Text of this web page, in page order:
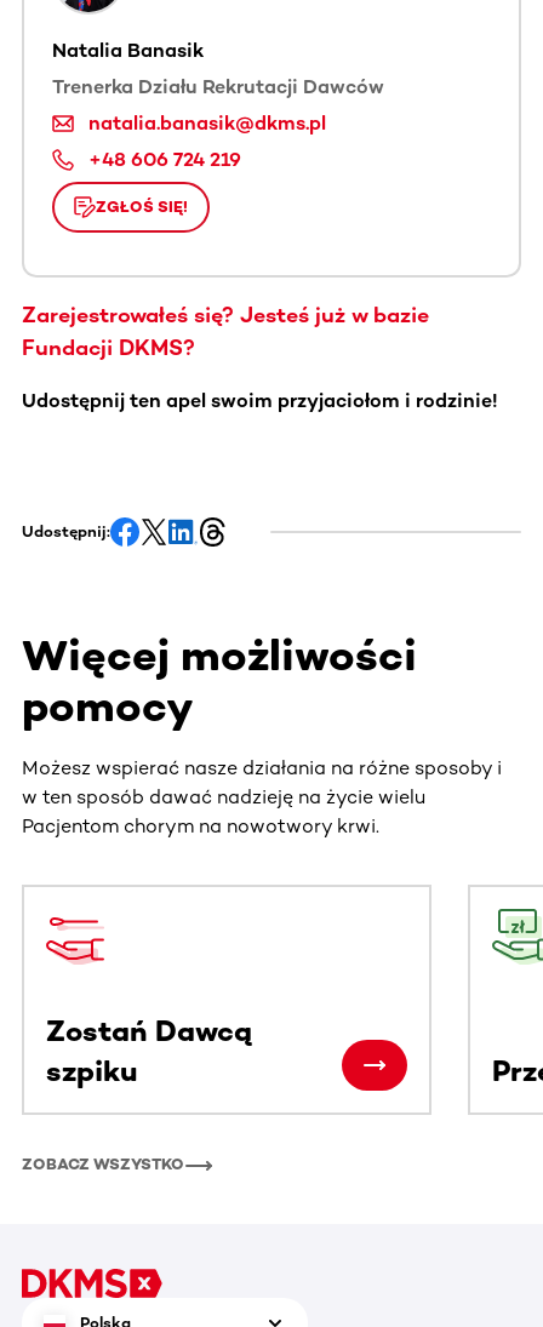
Natalia Banasik
Trenerka Działu Rekrutacji Dawców
natalia.banasik@dkms.pl
+48 606 724 219
ZGŁOŚ SIĘ!
Zarejestrowałeś się? Jesteś już w bazie
Fundacji DKMS?
Udostępnij ten apel swoim przyjaciołom i rodzinie!
Udostępnij:
Więcej możliwości
pomocy
Możesz wspierać nasze działania na różne sposoby i
w ten sposób dawać nadzieję na życie wielu
Pacjentom chorym na nowotwory krwi.
Zostań Dawcą
szpiku
ZOBACZ WSZYSTKO
Polska